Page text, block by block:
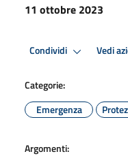
11 ottobre 2023
Condividi Vedi
Categorie:
Emergenza
Argomenti: